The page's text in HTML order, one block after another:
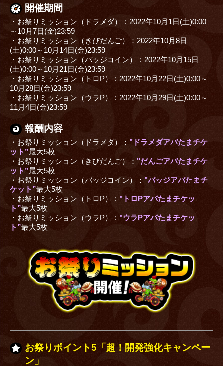
開催期間
・お祭りミッション（ドラメダ）：2022年10月1日(土)0:00
～10月7日(金)23:59
・お祭りミッション（きびだんご）：2022年10月8日
(土)0:00～10月14日(金)23:59
・お祭りミッション（バッジコイン）：2022年10月15日
(土)0:00～10月21日(金)23:59
・お祭りミッション（トロP）：2022年10月22日(土)0:00～
10月28日(金)23:59
・お祭りミッション（ウラP）：2022年10月29日(土)0:00～
11月4日(金)23:59
報酬内容
・お祭りミッション（ドラメダ）： "ドラメダアバたまチケ
ット”最大5枚
・お祭りミッション（きびだんご）： "だんごアバたまチケ
ット”最大5枚
・お祭りミッション（バッジコイン）： "バッジアバたまチ
ケット”最大5枚
・お祭りミッション（トロP）： "トロPアバたまチケッ
ト”最大5枚
・お祭りミッション（ウラP）： "ウラPアバたまチケッ
ト”最大5枚
お祭りポイント5「超！開発強化キャンペー
ン」